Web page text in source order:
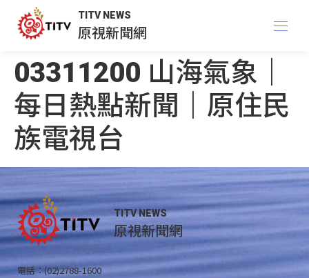
TITV NEWS
原視新聞網
03311200 山海氣象｜
每日熱點新聞｜原住民
族電視台
TITV NEWS
原視新聞網
電話：(02)2788-1600